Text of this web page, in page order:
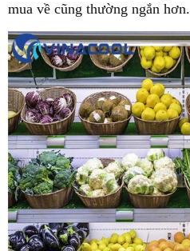
mua về cũng thường ngắn hơn.